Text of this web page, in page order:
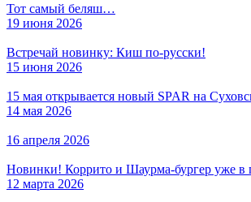
Тот самый беляш…
19 июня 2026
Встречай новинку: Киш по-русски!
15 июня 2026
15 мая открывается новый SPAR на
14 мая 2026
16 апреля 2026
Новинки! Коррито и Шаурма-бургер уже в
12 марта 2026